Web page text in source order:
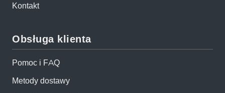
Kontakt
Obsługa klienta
Pomoc i FAQ
Metody dostawy